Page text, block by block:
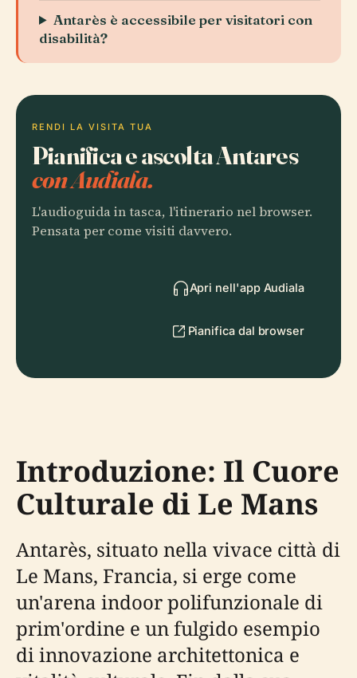
Antarès è accessibile per visitatori con
disabilità?
RENDI LA VISITA TUA
Pianifica e ascolta Antares
con Audiala.
L'audioguida in tasca, l'itinerario nel browser.
Pensata per come visiti davvero.
Apri nell'app Audiala
Pianifica dal browser
Introduzione: Il Cuore
Culturale di Le Mans
Antarès, situato nella vivace città di
Le Mans, Francia, si erge come
un'arena indoor polifunzionale di
prim'ordine e un fulgido esempio
di innovazione architettonica e